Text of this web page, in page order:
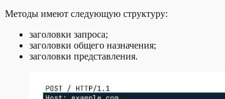
Методы имеют следующую структуру:
заголовки запроса;
заголовки общего назначения;
заголовки представления.